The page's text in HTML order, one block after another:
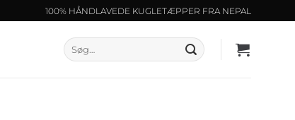
100% HÅNDLAVEDE KUGLETÆPPER FRA NEPAL
Søg
efter: